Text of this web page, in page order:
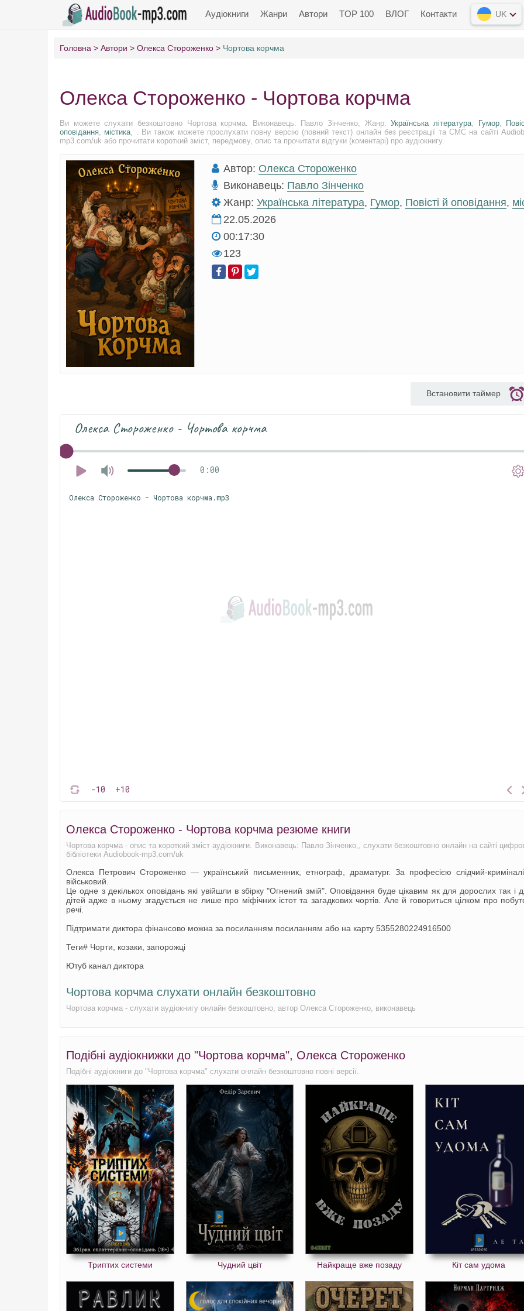
Аудіокниги Жанри Автори TOP 100 ВЛОГ Контакти UK
Головна Автори Олекса Стороженко Чортова корчма
Олекса Стороженко - Чортова корчма
Ви можете слухати безкоштовно Чортова корчма. Виконавець: Павло Зінченко, Жанр:Українська література, Гумор,
оповідання, містика, . Ви також можете прослухати повну версію (повний текст) онлайн без реєстрації та СМС на сайті
mp3.com/uk або прочитати короткий зміст, передмову, опис та прочитати відгуки (коментарі) про аудіокнигу.
Автор: Олекса Стороженко
Виконавець: Павло Зінченко
Жанр: Українська література, Гумор, Повісті й оповідання,
22.05.2026
00:17:30
123
Встановити таймер
Олекса Стороженко - Чортова корчма
0:00
-10 +10
Олекса Стороженко - Чортова корчма.mp3
Олекса Стороженко - Чортова корчма резюме книги
Чортова корчма - опис та короткий зміст аудіокниги. Виконавець: Павло Зінченко,, слухати безкоштовно онлайн на сайті
бібліотеки Audiobook-mp3.com/uk
Олекса Петрович Стороженко — український письменник, етнограф, драматург. За професією слідчий-
військовий.
Це одне з декількох оповідань які увійшли в збірку "Огнений змій". Оповідання буде цікавим як для дорослих так і
дітей адже в ньому згадується не лише про міфічних істот та загадкових чортів. Але й говориться цілком про
речі.
Підтримати диктора фінансово можна за посиланням посиланням або на карту 5355280224916500
Теги# Чорти, козаки, запорожці
Ютуб канал диктора
Чортова корчма слухати онлайн безкоштовно
Чортова корчма - слухати аудіокнигу онлайн безкоштовно, автор Олекса Стороженко, виконавець
Подібні аудіокнижки до "Чортова корчма", Олекса Стороженко
Подібні аудіокниги до "Чортова корчма" слухати онлайн безкоштовно повні версії.
Триптих системи Чудний цвіт Найкраще вже позаду Кіт сам удома